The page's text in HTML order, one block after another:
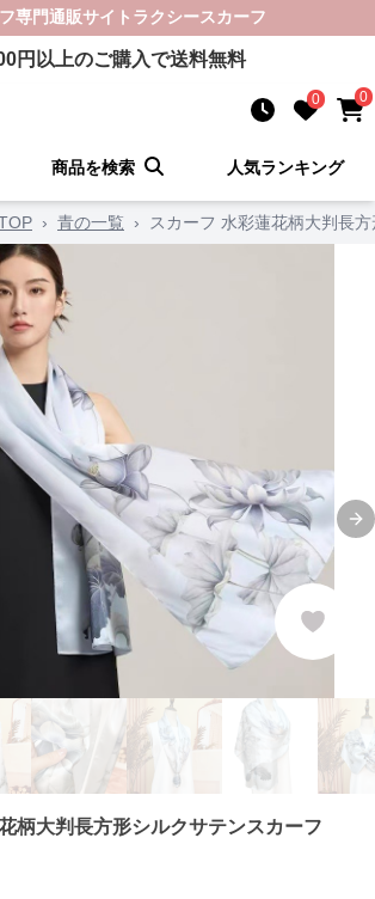
専門通販サイト ラクシースカーフ
円以上のご購入で送料無料
0 0
商品を検索 人気ランキング
› 青の一覧 › スカーフ 水彩蓮花柄大判長
柄大判長方形シルクサテンスカーフ